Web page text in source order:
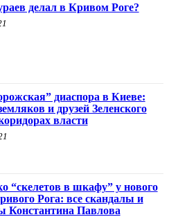
делал в Кривом Роге?
диаспора в Киеве:
и друзей Зеленского
власти
“скелетов в шкафу” у нового
Рога: все скандалы и
Константина Павлова